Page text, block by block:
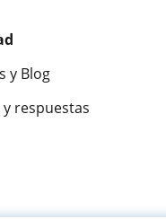
y Blog
respuestas